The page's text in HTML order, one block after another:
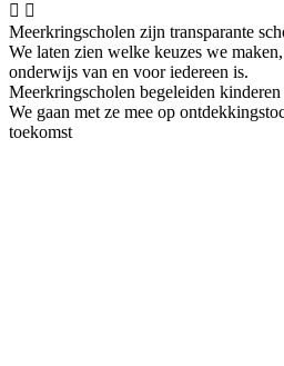
 
Meerkringscholen zijn transparante
We laten zien welke keuzes we
onderwijs van en voor iedereen is.
Meerkringscholen begeleiden
We gaan met ze mee op
toekomst